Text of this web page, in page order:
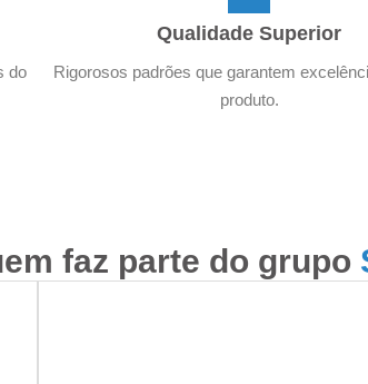
do
Qualidade Superior
Rigorosos padrões que garantem
produto.
faz parte do grupo